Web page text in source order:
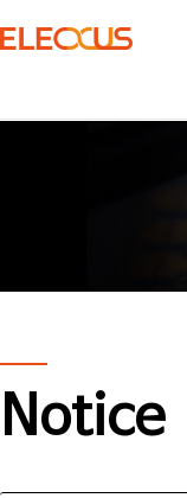
Notice